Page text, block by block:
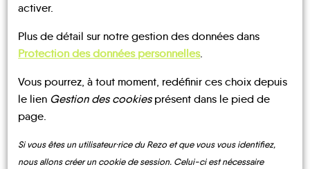
UN AVIS, UN TÉMOIGNAGE
À PARTAGER ?
CONTACTEZ-NOUS !
activer.
Plus de détail sur notre gestion des données dans
Protection des données personnelles.
Vous pourrez, à tout moment, redéfinir ces choix depuis
le lien Gestion des cookiesprésent dans le pied de
page.
Si vous êtes un utilisateur·rice du Rezo et que vous vous identifiez,
nous allons créer un cookie de session. Celui-ci est nécessaire